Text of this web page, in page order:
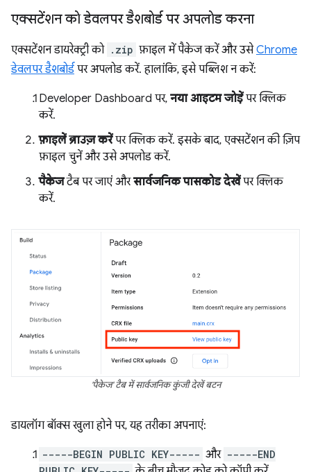
एक्सटेंशन को डेवलपर डैशबोर्ड पर अपलोड करना
एक्सटेंशन डायरेक्ट्री को .zip फ़ाइल में पैकेज करें और उसेChrome
डेवलपर डैशबोर्ड पर अपलोड करें. हालांकि, इसे पब्लिश न करें:
Developer Dashboard पर, नया आइटम जोड़ेंपर क्लिक
करें.
फ़ाइलें ब्राउज़ करेंपर क्लिक करें. इसके बाद, एक्सटेंशन की ज़िप
फ़ाइल चुनें और उसे अपलोड करें.
पैकेजटैब पर जाएं औरसार्वजनिक पासकोड देखेंपर क्लिक
करें.
'पैकेज' टैब में सार्वजनिक कुंजी देखें बटन
डायलॉग बॉक्स खुला होने पर, यह तरीका अपनाएं:
-----BEGIN PUBLIC KEY----- और -----END